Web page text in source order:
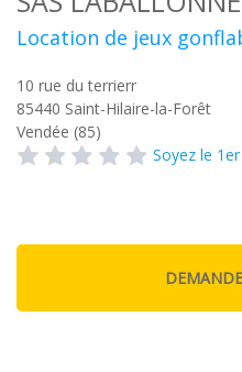
Location de jeux
10 rue du terrierr
85440 Saint-Hilaire-la-Forêt
Vendée (85)
Soyez le